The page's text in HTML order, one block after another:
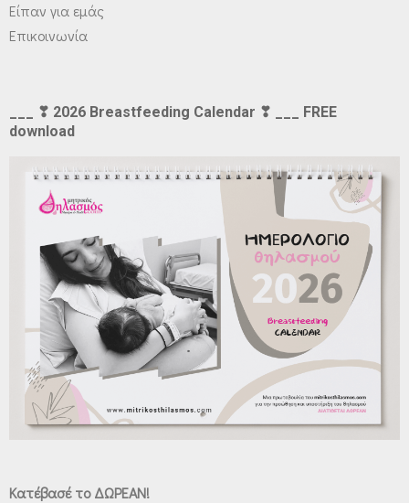
Είπαν για εμάς
Επικοινωνία
___ ❣ 2026 Breastfeeding Calendar ❣ ___ FREE
download
Κατέβασέ το ΔΩΡΕΑΝ!